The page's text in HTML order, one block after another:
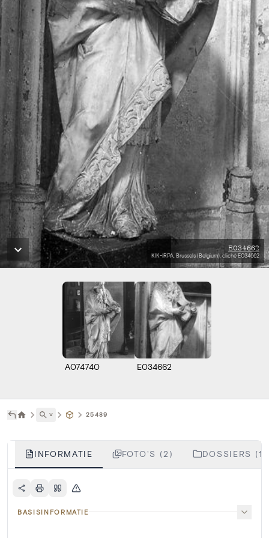
E034662
KIK-IRPA, Brussels (Belgium), cliché E034662
A074740 E034662
˅ 25489
INFORMATIE FOTO'S (2) DOSSIERS (1)
BASISINFORMATIE